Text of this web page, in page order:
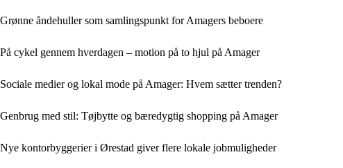
Grønne åndehuller som samlingspunkt for Amagers beboere
På cykel gennem hverdagen – motion på to hjul på Amager
Sociale medier og lokal mode på Amager: Hvem sætter trenden?
Genbrug med stil: Tøjbytte og bæredygtig shopping på Amager
Nye kontorbyggerier i Ørestad giver flere lokale jobmuligheder